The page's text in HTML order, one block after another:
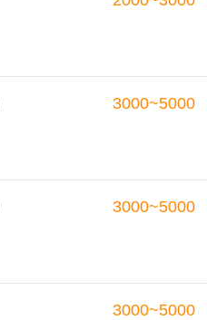
3000~5000
3000~5000
3000~5000